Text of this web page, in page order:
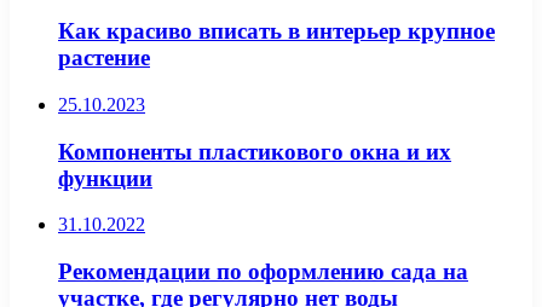
Как красиво вписать в интерьер крупное
растение
25.10.2023
Компоненты пластикового окна и их
функции
31.10.2022
Рекомендации по оформлению сада на
участке, где регулярно нет воды